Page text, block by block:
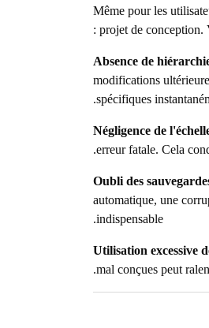
Même pour les
projet de conception.
Absence de
modifications
spécifiques
Négligence de
erreur fatale. Cela
Oubli des
automatique, une
indispensable.
Utilisation excessive
mal conçues peut